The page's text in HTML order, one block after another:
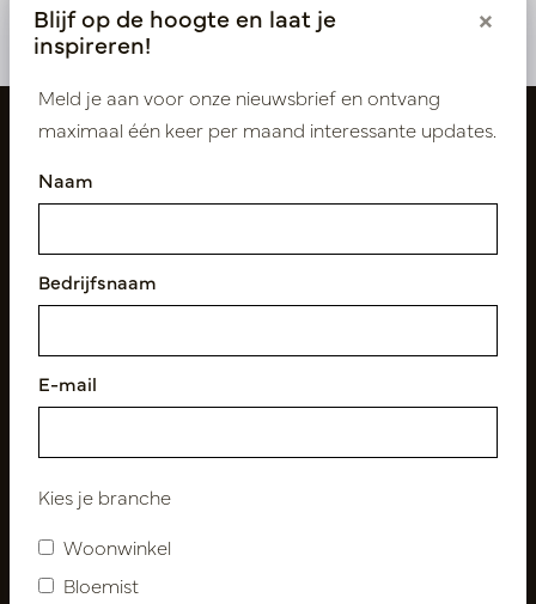
Volg ons
Blijf op de hoogte en laat je
inspireren!
×
Meld je aan voor onze nieuwsbrief en ontvang
maximaal één keer per maand interessante updates.
Naam
Bedrijfsnaam
E-mail
Kies je branche
Woonwinkel
Bloemist